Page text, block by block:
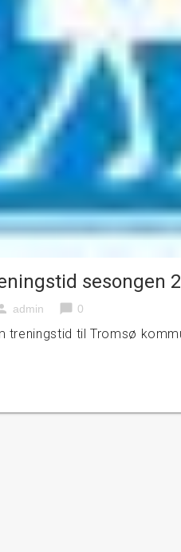
sesongen
admin chat_bubble 0
treningstid til Tromsø